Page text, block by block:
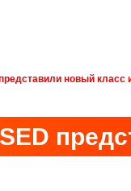
новый класс